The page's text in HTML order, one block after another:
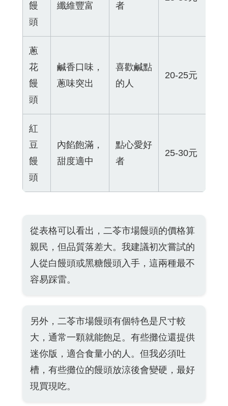
饅
頭
纖維豐富 者
蔥
花
饅
頭
鹹香口味，
蔥味突出
喜歡鹹點
的人
20-25元
紅
豆
饅
頭
內餡飽滿，
甜度適中
點心愛好
者
25-30元
從表格可以看出，二苓市場饅頭的價格算
親民，但品質落差大。我建議初次嘗試的
人從白饅頭或黑糖饅頭入手，這兩種最不
容易踩雷。
另外，二苓市場饅頭有個特色是尺寸較
大，通常一顆就能飽足。有些攤位還提供
迷你版，適合食量小的人。但我必須吐
槽，有些攤位的饅頭放涼後會變硬，最好
現買現吃。